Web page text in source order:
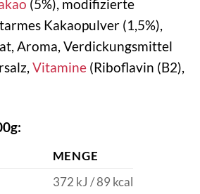
(5%), modifizierte
Kakaopulver (1,5%),
Aroma, Verdickungsmittel
Vitamine (Riboflavin (B2),
MENGE
372 kJ / 89 kcal